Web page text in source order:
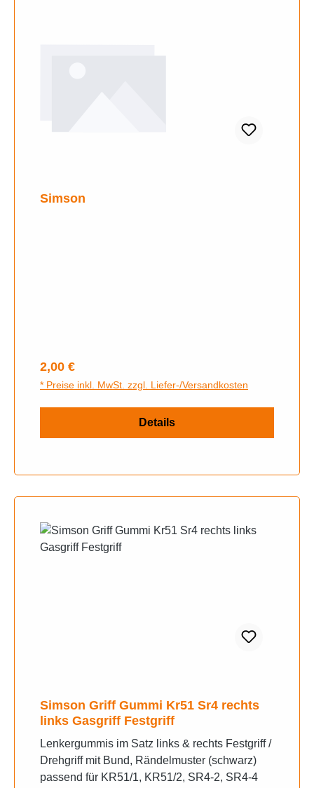
Simson
Regulärer Preis:
2,00 €
* Preise inkl. MwSt. zzgl. Liefer-/Versandkosten
Details
Simson Griff Gummi Kr51 Sr4 rechts
links Gasgriff Festgriff
Lenkergummis im Satz links & rechts Festgriff /
Drehgriff mit Bund, Rändelmuster (schwarz)
passend für KR51/1, KR51/2, SR4-2, SR4-4